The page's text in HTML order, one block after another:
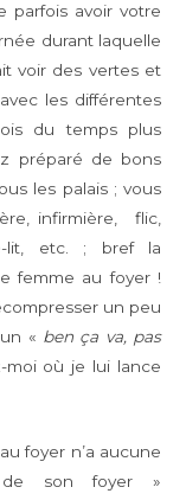
parfois avoir votre
durant laquelle
voir des vertes et
les différentes
du temps plus
préparé de bons
les palais ; vous
infirmière, flic,
le-lit, etc. ; bref la
femme au foyer !
un peu
« ben ça va, pas
moi où je lui lance
foyer n’a aucune
de son foyer »